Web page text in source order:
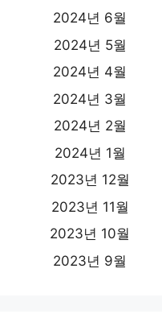
2024년 6월
2024년 5월
2024년 4월
2024년 3월
2024년 2월
2024년 1월
2023년 12월
2023년 11월
2023년 10월
2023년 9월